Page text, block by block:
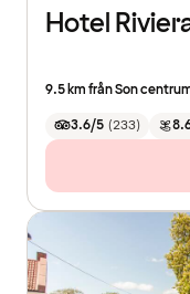
Hotel
9.5 km från Son
3.6/5 (233)